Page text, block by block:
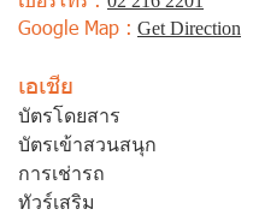
Google Map : Get Direction
เอเชีย
บัตรโดยสาร
บัตรเข้าสวนสนุก
การเช่ารถ
ทัวร์เสริม